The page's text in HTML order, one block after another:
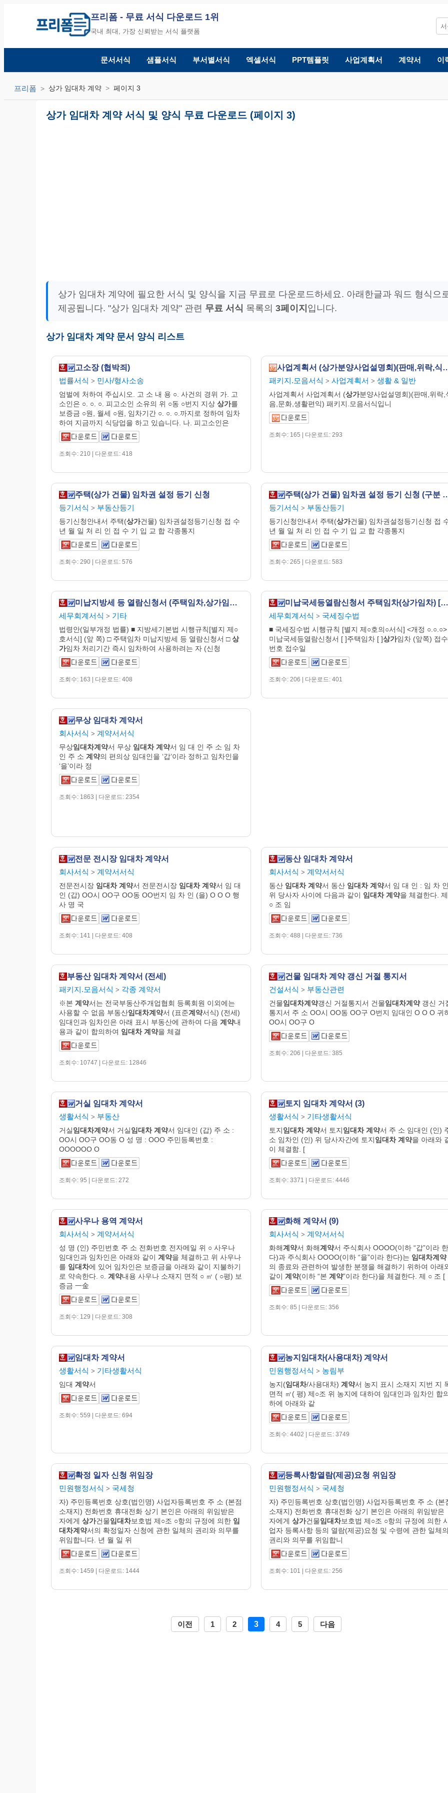
프리폼 - 무료 서식 다운로드 1위
국내 최대, 가장 신뢰받는 서식 플랫폼
문서서식 샘플서식 부서별서식 엑셀서식 PPT템플릿 사업계획서 계약서 이
프리폼 상가 임대차 계약 페이지 3
상가 임대차 계약 서식 및 양식 무료 다운로드 (페이지 3)
상가 임대차 계약에 필요한 서식 및 양식을 지금 무료로 다운로드하세요. 아래한글과 워드 형식으
제공됩니다. "상가 임대차 계약" 관련 무료 서식 목록의 3페이지 입니다.
상가 임대차 계약 문서 양식 리스트
고소장 (협박죄)
법률서식 > 민사/형사소송
엄벌에 처하여 주십시오. 고 소 내 용 ○. 사건의 경위 가. 고
소인은 ○. ○. ○. 피고소인 소유의 위 ○동 ○번지 지상 상가를
보증금 ○원, 월세 ○원, 임차기간 ○. ○. ○.까지로 정하여 임차
하여 지금까지 식당업을 하고 있습니다. 나. 피고소인은
조회수: 210 | 다운로드: 418
사업계획서 (상가분양사업설명
패키지.모음서식 > 사업계획서 > 생활 & 일반
사업계획서 사업계획서 (상가분양사업설명회)(판매,위락,
음,문화,생활편익) 패키지.모음서식입니
조회수: 165 | 다운로드: 293
주택(상가 건물) 임차권 설정 등기 신청
등기서식 > 부동산등기
등기신청안내서 주택(상가건물) 임차권설정등기신청 접 수
년 월 일 처 리 인 접 수 기 입 교 합 각종통지
조회수: 290 | 다운로드: 576
주택(상가 건물) 임차권
등기서식 > 부동산등기
등기신청안내서 주택(상가건물) 임차권설정등기신청 접
년 월 일 처 리 인 접 수 기 입 교 합 각종통지
조회수: 265 | 다운로드: 583
미납지방세 등 열람신청서 (주택임차,상가임차) [지방세기본법 시행규칙 서식24]
세무회계서식 > 기타
법령안(일부개정 법률) ■ 지방세기본법 시행규칙[별지 제○
호서식] (앞 쪽) □ 주택임차 미납지방세 등 열람신청서 □상
가임차 처리기간 즉시 임차하여 사용하려는 자 (신청
조회수: 163 | 다운로드: 408
미납국세등열람신청서 주택임차(상가임차) [국세징수법 시행규칙 서식1의2]
세무회계서식 > 국세징수법
■ 국세징수법 시행규칙 [별지 제○호의○서식] <개정 ○.○.○>
미납국세등열람신청서 [ ]주택임차 [ ]상가임차 (앞쪽) 접수
번호 접수일
조회수: 206 | 다운로드: 401
무상 임대차 계약서
회사서식 > 계약서서식
무상임대차계약서 무상 임대차 계약서 임 대 인 주 소 임 차
인 주 소 계약의 편의상 임대인을 ‘갑’이라 정하고 임차인을
‘을’이라 정
조회수: 1863 | 다운로드: 2354
전문 전시장 임대차 계약서
회사서식 > 계약서서식
전문전시장 임대차 계약서 전문전시장 임대차 계약서 임 대
인 (갑) OO시 OO구 OO동 OO번지 임 차 인 (을) O O O 행
사 명 국
조회수: 141 | 다운로드: 408
동산 임대차 계약서
회사서식 > 계약서서식
동산 임대차 계약서 동산 임대차 계약서 임 대 인 : 임 차
위 당사자 사이에 다음과 같이 임대차 계약을 체결한다. 제
○ 조 임
조회수: 488 | 다운로드: 736
부동산 임대차 계약서 (전세)
패키지.모음서식 > 각종 계약서
※본 계약서는 전국부동산주개업협회 등록회원 이외에는
사용할 수 없음 부동산임대차계약서 (표준계약서식) (전세)
임대인과 임차인은 아래 표시 부동산에 관하여 다음 계약내
용과 같이 합의하여 임대차 계약을 체결
조회수: 10747 | 다운로드: 12846
건물 임대차 계약 갱신 거절 통지서
건설서식 > 부동산관련
건물임대차계약갱신 거절통지서 건물임대차계약갱신 거
통지서 주 소 OO시 OO동 OO구 O번지 임대인 O O O 귀
OO시 OO구 O
조회수: 206 | 다운로드: 385
거실 임대차 계약서
생활서식 > 부동산
거실임대차계약서 거실임대차 계약서 임대인 (갑) 주 소 :
OO시 OO구 OO동 O 성 명 : OOO 주민등록번호 :
OOOOOO O
조회수: 95 | 다운로드: 272
토지 임대차 계약서 (3)
생활서식 > 기타생활서식
토지임대차 계약서 토지임대차 계약서 주 소 임대인 (인)
소 임차인 (인) 위 당사자간에 토지임대차 계약을 아래와
이 체결함. [
조회수: 3371 | 다운로드: 4446
사우나 용역 계약서
회사서식 > 계약서서식
성 명 (인) 주민번호 주 소 전화번호 전자메일 위 ○ 사우나
임대인과 임차인은 아래와 같이 계약을 체결하고 위 사우나
를 임대차에 있어 임차인은 보증금을 아래와 같이 지불하기
로 약속한다. ○. 계약내용 사우나 소재지 면적 ○ ㎡ ( ○평) 보
증금 一金
조회수: 129 | 다운로드: 308
화해 계약서 (9)
회사서식 > 계약서서식
화해계약서 화해계약서 주식회사 OOOO(이하 “갑”이라 한
다)과 주식회사 OOOO(이하 “을”이라 한다)는 임대차계약
의 종료와 관련하여 발생한 분쟁을 해결하기 위하여 아래
같이 계약(이하 “본 계약”이라 한다)을 체결한다. 제 ○ 조 [
조회수: 85 | 다운로드: 356
임대차 계약서
생활서식 > 기타생활서식
임대 계약서
조회수: 559 | 다운로드: 694
농지임대차(사용대차) 계약서
민원행정서식 > 농림부
농지(임대차/사용대차) 계약서 농지 표시 소재지 지번 지
면적 ㎡( 평) 제○조 위 농지에 대하여 임대인과 임차인 합
하에 아래와 같
조회수: 4402 | 다운로드: 3749
확정 일자 신청 위임장
민원행정서식 > 국세청
자) 주민등록번호 상호(법인명) 사업자등록번호 주 소 (본점
소재지) 전화번호 휴대전화 상기 본인은 아래의 위임받은
자에게 상가건물임대차보호법 제○조 ○항의 규정에 의한 임
대차계약서의 확정일자 신청에 관한 일체의 권리와 의무를
위임합니다. 년 월 일 위
조회수: 1459 | 다운로드: 1444
등록사항열람(제공)요청 위임장
민원행정서식 > 국세청
자) 주민등록번호 상호(법인명) 사업자등록번호 주 소 (본
소재지) 전화번호 휴대전화 상기 본인은 아래의 위임받은
자에게 상가건물임대차보호법 제○조 ○항의 규정에 의한
업자 등록사항 등의 열람(제공)요청 및 수령에 관한 일체
권리와 의무를 위임합니
조회수: 101 | 다운로드: 256
이전 1 2 3 4 5 다음